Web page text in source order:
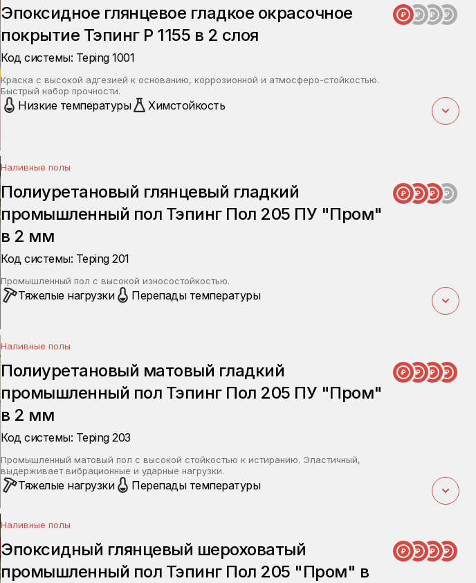
Эпоксидное глянцевое гладкое окрасочное
покрытие Тэпинг Р 1155 в 2 слоя
Код системы: Teping 1001
Краска с высокой адгезией к основанию, коррозионной и атмосферо-стойкостью.
Быстрый набор прочности.
Низкие температуры Химстойкость
Наливные полы
Полиуретановый глянцевый гладкий
промышленный пол Тэпинг Пол 205 ПУ "Пром"
в 2 мм
Код системы: Teping 201
Промышленный пол с высокой износостойкостью.
Тяжелые нагрузки Перепады температуры
Наливные полы
Полиуретановый матовый гладкий
промышленный пол Тэпинг Пол 205 ПУ "Пром"
в 2 мм
Код системы: Teping 203
Промышленный матовый пол с высокой стойкостью к истиранию. Эластичный,
выдерживает вибрационные и ударные нагрузки.
Тяжелые нагрузки Перепады температуры
Наливные полы
Эпоксидный глянцевый шероховатый
промышленный пол Тэпинг Пол 205 "Пром" в